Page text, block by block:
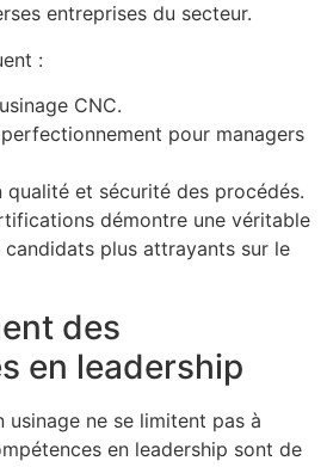
entreprises du secteur.
:
CNC.
pour managers
et sécurité des procédés.
démontre une véritable
plus attrayants sur le
des
en leadership
usinage ne se limitent pas à
en leadership sont de